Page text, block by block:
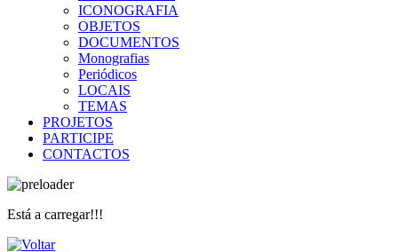
ICONOGRAFIA
OBJETOS
DOCUMENTOS
Monografias
Periódicos
LOCAIS
TEMAS
PROJETOS
PARTICIPE
CONTACTOS
Está a carregar!!!